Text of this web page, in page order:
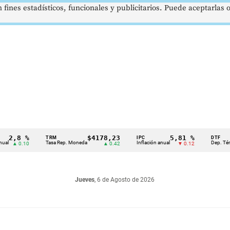
%
Tasa Rep. Moneda
$4178,23
▲ 0.42 Inflación anual
5,81 %
▼ 0.12 Dep. Término
Jueves, 6 de Agosto de 2026
estadísticos, funcionales y publicitarios. Puede aceptarlas